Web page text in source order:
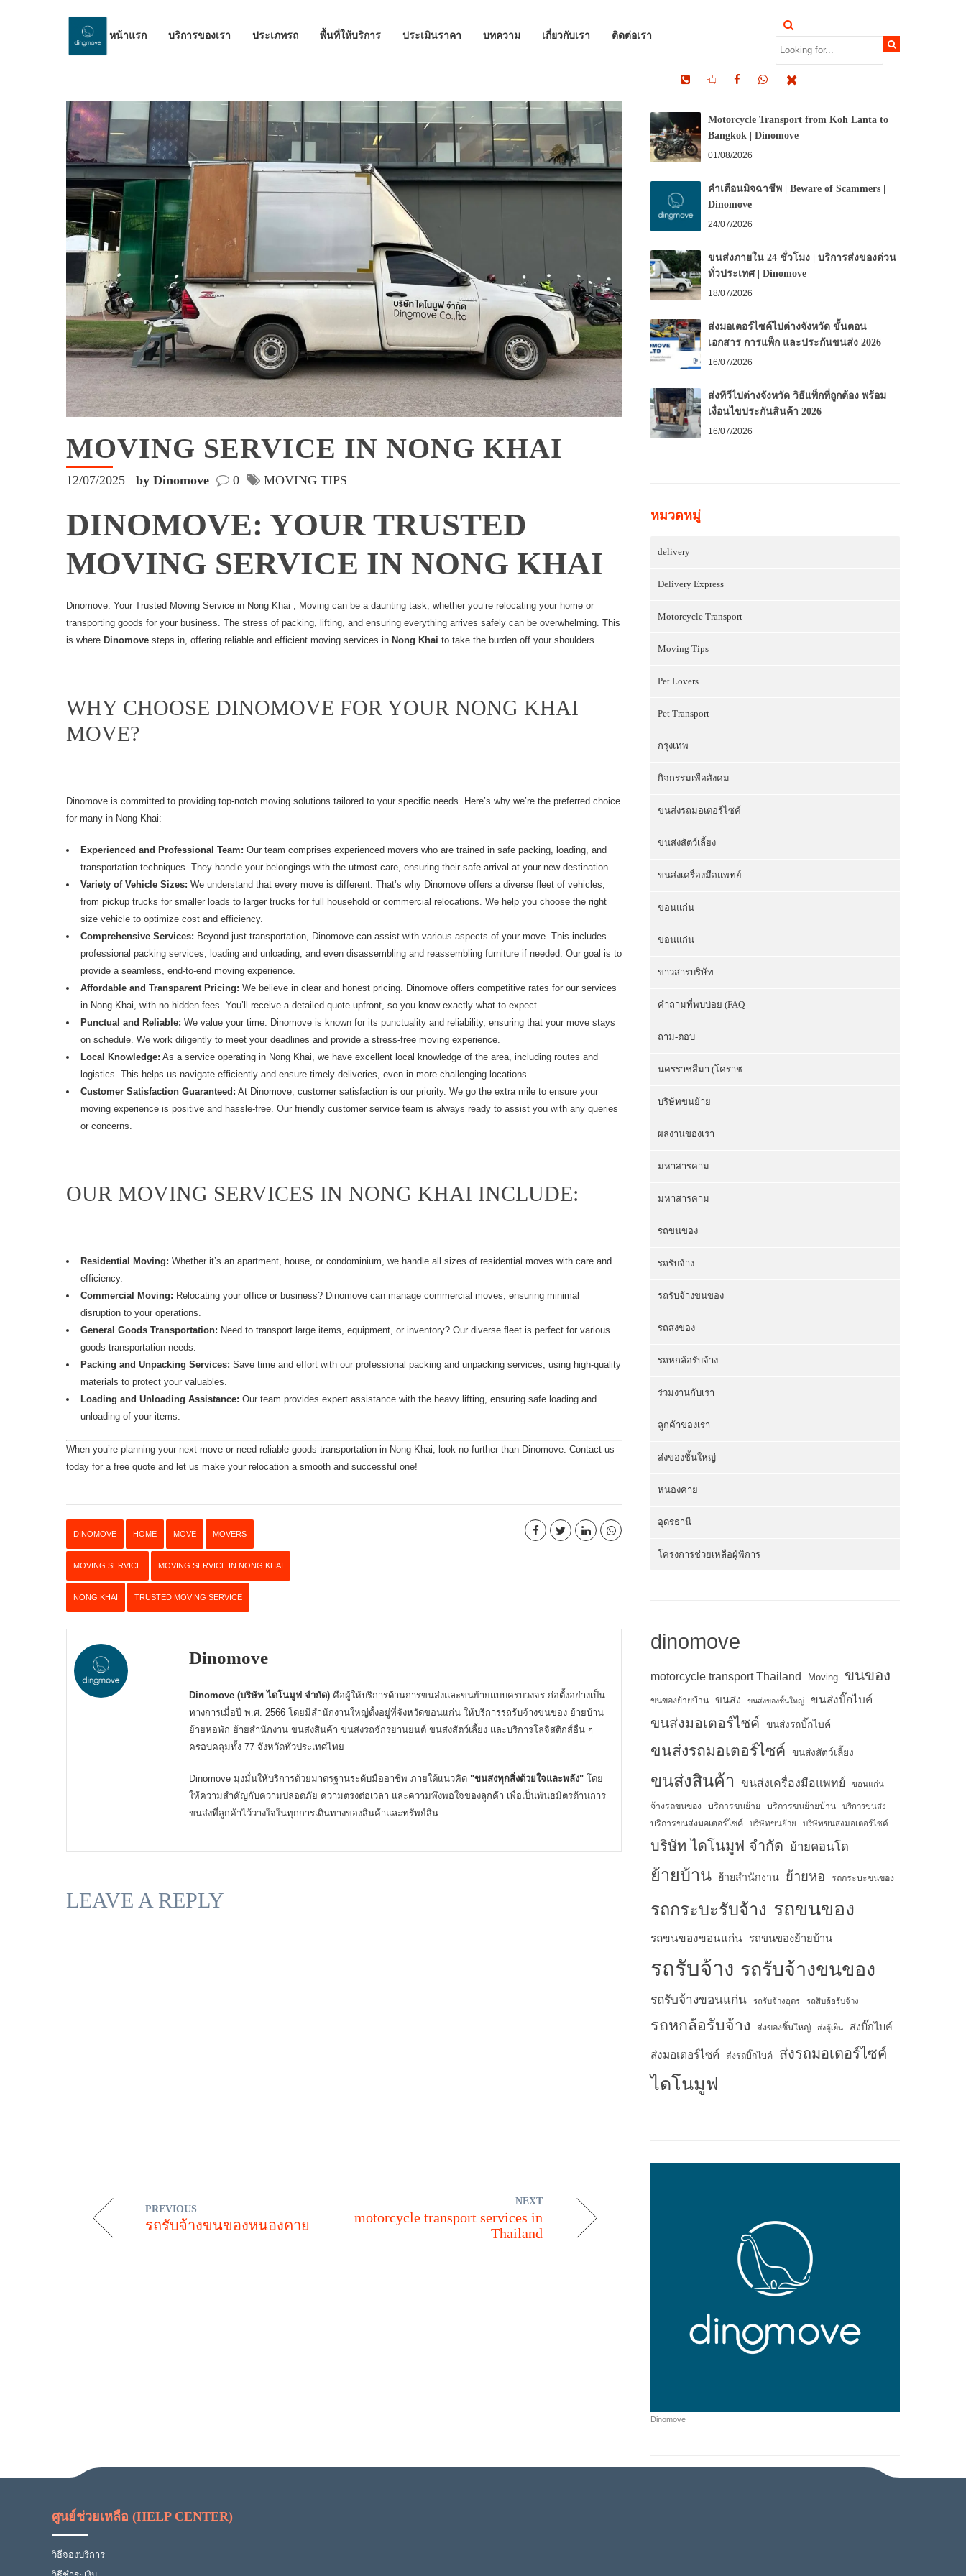
หน้าแรก บริการของเรา ประเภทรถ พื้นที่ให้บริการ ประเมินราคา บทความ เกี่ยวกับเรา ติดต่อเรา
MOVING SERVICE IN NONG KHAI
12/07/2025 by Dinomove 0 MOVING TIPS
DINOMOVE: YOUR TRUSTED
MOVING SERVICE IN NONG KHAI
Dinomove: Your Trusted Moving Service in Nong Khai , Moving can be a daunting task, whether you’re relocating your home or
transporting goods for your business. The stress of packing, lifting, and ensuring everything arrives safely can be overwhelming. This
is where Dinomove steps in, offering reliable and efficient moving services in Nong Khai to take the burden off your shoulders.
WHY CHOOSE DINOMOVE FOR YOUR NONG KHAI
MOVE?
Dinomove is committed to providing top-notch moving solutions tailored to your specific needs. Here’s why we’re the preferred choice
for many in Nong Khai:
Experienced and Professional Team: Our team comprises experienced movers who are trained in safe packing, loading, and
transportation techniques. They handle your belongings with the utmost care, ensuring their safe arrival at your new destination.
Variety of Vehicle Sizes: We understand that every move is different. That’s why Dinomove offers a diverse fleet of vehicles,
from pickup trucks for smaller loads to larger trucks for full household or commercial relocations. We help you choose the right
size vehicle to optimize cost and efficiency.
Comprehensive Services: Beyond just transportation, Dinomove can assist with various aspects of your move. This includes
professional packing services, loading and unloading, and even disassembling and reassembling furniture if needed. Our goal is to
provide a seamless, end-to-end moving experience.
Affordable and Transparent Pricing: We believe in clear and honest pricing. Dinomove offers competitive rates for our services
in Nong Khai, with no hidden fees. You’ll receive a detailed quote upfront, so you know exactly what to expect.
Punctual and Reliable: We value your time. Dinomove is known for its punctuality and reliability, ensuring that your move stays
on schedule. We work diligently to meet your deadlines and provide a stress-free moving experience.
Local Knowledge: As a service operating in Nong Khai, we have excellent local knowledge of the area, including routes and
logistics. This helps us navigate efficiently and ensure timely deliveries, even in more challenging locations.
Customer Satisfaction Guaranteed: At Dinomove, customer satisfaction is our priority. We go the extra mile to ensure your
moving experience is positive and hassle-free. Our friendly customer service team is always ready to assist you with any queries
or concerns.
OUR MOVING SERVICES IN NONG KHAI INCLUDE:
Residential Moving: Whether it’s an apartment, house, or condominium, we handle all sizes of residential moves with care and
efficiency.
Commercial Moving: Relocating your office or business? Dinomove can manage commercial moves, ensuring minimal
disruption to your operations.
General Goods Transportation: Need to transport large items, equipment, or inventory? Our diverse fleet is perfect for various
goods transportation needs.
Packing and Unpacking Services: Save time and effort with our professional packing and unpacking services, using high-quality
materials to protect your valuables.
Loading and Unloading Assistance: Our team provides expert assistance with the heavy lifting, ensuring safe loading and
unloading of your items.
When you’re planning your next move or need reliable goods transportation in Nong Khai , look no further than Dinomove. Contact us
today for a free quote and let us make your relocation a smooth and successful one!
DINOMOVE HOME MOVE MOVERS
MOVING SERVICE MOVING SERVICE IN NONG KHAI
NONG KHAI TRUSTED MOVING SERVICE
Dinomove
Dinomove (บริษัท ไดโนมูฟ จำกัด) คือผู้ให้บริการด้านการขนส่งและขนย้ายแบบครบวงจร ก่อตั้งอย่างเป็น
ทางการเมื่อปี พ.ศ. 2566 โดยมีสำนักงานใหญ่ตั้งอยู่ที่จังหวัดขอนแก่น ให้บริการรถรับจ้างขนของ ย้ายบ้าน
ย้ายหอพัก ย้ายสำนักงาน ขนส่งสินค้า ขนส่งรถจักรยานยนต์ ขนส่งสัตว์เลี้ยง และบริการโลจิสติกส์อื่น ๆ
ครอบคลุมทั้ง 77 จังหวัดทั่วประเทศไทย
Dinomove มุ่งมั่นให้บริการด้วยมาตรฐานระดับมืออาชีพ ภายใต้แนวคิด "ขนส่งทุกสิ่งด้วยใจและพลัง" โดย
ให้ความสำคัญกับความปลอดภัย ความตรงต่อเวลา และความพึงพอใจของลูกค้า เพื่อเป็นพันธมิตรด้านการ
ขนส่งที่ลูกค้าไว้วางใจในทุกการเดินทางของสินค้าและทรัพย์สิน
LEAVE A REPLY
PREVIOUS
รถรับจ้างขนของหนองคาย
NEXT
motorcycle transport services in
Thailand
RECENT POSTS
Motorcycle Transport from Koh Lanta to
Bangkok | Dinomove
01/08/2026
คำเตือนมิจฉาชีพ | Beware of Scammers |
Dinomove
24/07/2026
ขนส่งภายใน 24 ชั่วโมง | บริการส่งของด่วน
ทั่วประเทศ | Dinomove
18/07/2026
ส่งมอเตอร์ไซค์ไปต่างจังหวัด ขั้นตอน
เอกสาร การแพ็ก และประกันขนส่ง 2026
16/07/2026
ส่งทีวีไปต่างจังหวัด วิธีแพ็กที่ถูกต้อง พร้อม
เงื่อนไขประกันสินค้า 2026
16/07/2026
หมวดหมู่
delivery
Delivery Express
Motorcycle Transport
Moving Tips
Pet Lovers
Pet Transport
กรุงเทพ
กิจกรรมเพื่อสังคม
ขนส่งรถมอเตอร์ไซค์
ขนส่งสัตว์เลี้ยง
ขนส่งเครื่องมือแพทย์
ขอนแก่น
ขอนแก่น
ข่าวสารบริษัท
คำถามที่พบบ่อย (FAQ
ถาม-ตอบ
นครราชสีมา (โคราช
บริษัทขนย้าย
ผลงานของเรา
มหาสารคาม
มหาสารคาม
รถขนของ
รถรับจ้าง
รถรับจ้างขนของ
รถส่งของ
รถหกล้อรับจ้าง
ร่วมงานกับเรา
ลูกค้าของเรา
ส่งของชิ้นใหญ่
หนองคาย
อุดรธานี
โครงการช่วยเหลือผู้พิการ
dinomove
motorcycle transport Thailand Moving ขนของ
ขนของย้ายบ้าน ขนส่ง ขนส่งของชิ้นใหญ่ ขนส่งบิ๊กไบค์
ขนส่งมอเตอร์ไซค์ ขนส่งรถบิ๊กไบค์
ขนส่งรถมอเตอร์ไซค์ ขนส่งสัตว์เลี้ยง
ขนส่งสินค้า ขนส่งเครื่องมือแพทย์ ขอนแก่น
จ้างรถขนของ บริการขนย้าย บริการขนย้ายบ้าน บริการขนส่ง
บริการขนส่งมอเตอร์ไซค์ บริษัทขนย้าย บริษัทขนส่งมอเตอร์ไซค์
บริษัท ไดโนมูฟ จำกัด ย้ายคอนโด
ย้ายบ้าน ย้ายสำนักงาน ย้ายหอ รถกระบะขนของ
รถกระบะรับจ้าง รถขนของ
รถขนของขอนแก่น รถขนของย้ายบ้าน
รถรับจ้าง รถรับจ้างขนของ
รถรับจ้างขอนแก่น รถรับจ้างอุดร รถสิบล้อรับจ้าง
รถหกล้อรับจ้าง ส่งของชิ้นใหญ่ ส่งตู้เย็น ส่งบิ๊กไบค์
ส่งมอเตอร์ไซค์ ส่งรถบิ๊กไบค์ ส่งรถมอเตอร์ไซค์
ไดโนมูฟ
Dinomove
ศูนย์ช่วยเหลือ (HELP CENTER)
วิธีจองบริการ